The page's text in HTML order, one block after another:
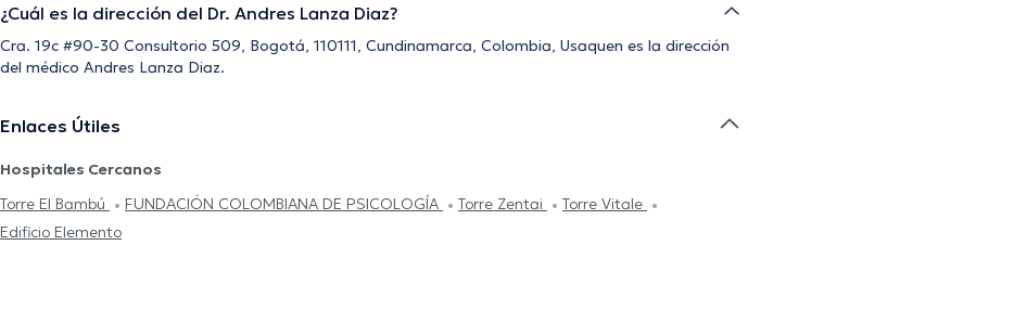
¿Cuál es la dirección del Dr. Andres Lanza Diaz?
Cra. 19c #90-30 Consultorio 509, Bogotá, 110111, Cundinamarca, Colombia, Usaquen es la dirección
del médico Andres Lanza Diaz.
Enlaces Útiles
Hospitales Cercanos
Torre El Bambú
FUNDACIÓN COLOMBIANA DE PSICOLOGÍA Torre Zentai
Torre Vitale
Edificio Elemento